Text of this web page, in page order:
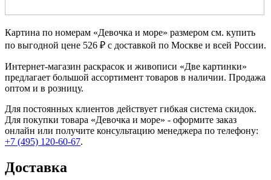
Картина по номерам «Девочка и море» размером см. купить
по выгодной цене 526 ₽ с доставкой по Москве и всей России.
Интернет-магазин раскрасок и живописи «Две картинки»
предлагает большой ассортимент товаров в наличии. Продажа
оптом и в розницу.
Для постоянных клиентов действует гибкая система скидок.
Для покупки товара «Девочка и море» - оформите заказ
онлайн или получите консультацию менеджера по телефону:
+7 (495) 120-60-67.
Доставка